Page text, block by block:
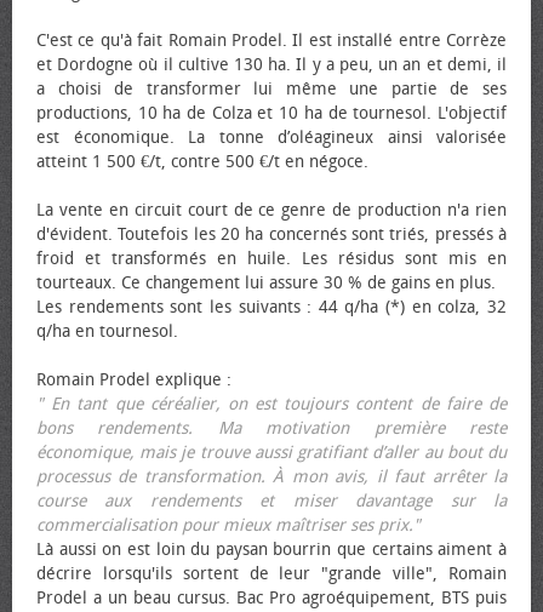
C'est ce qu'à fait Romain Prodel. Il est installé entre Corrèze
et Dordogne où il cultive 130 ha. Il y a peu, un an et demi, il
a choisi de transformer lui même une partie de ses
productions, 10 ha de Colza et 10 ha de tournesol. L'objectif
est économique. La tonne d’oléagineux ainsi valorisée
atteint 1 500 €/t, contre 500 €/t en négoce.
La vente en circuit court de ce genre de production n'a rien
d'évident. Toutefois les 20 ha concernés sont triés, pressés à
froid et transformés en huile. Les résidus sont mis en
tourteaux. Ce changement lui assure 30 % de gains en plus.
Les rendements sont les suivants : 44 q/ha (*) en colza, 32
q/ha en tournesol.
Romain Prodel explique :
" En tant que céréalier, on est toujours content de faire de
bons rendements. Ma motivation première reste
économique, mais je trouve aussi gratifiant d’aller au bout du
processus de transformation. À mon avis, il faut arrêter la
course aux rendements et miser davantage sur la
commercialisation pour mieux maîtriser ses prix."
Là aussi on est loin du paysan bourrin que certains aiment à
décrire lorsqu'ils sortent de leur "grande ville", Romain
Prodel a un beau cursus. Bac Pro agroéquipement, BTS puis